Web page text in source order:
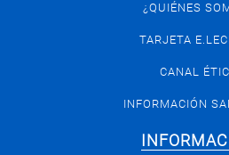
¿QUIÉNES
TARJETA
CANAL
INFORMACIÓN